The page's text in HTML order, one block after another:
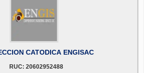
CATODICA ENGISAC
RUC: 20602952488